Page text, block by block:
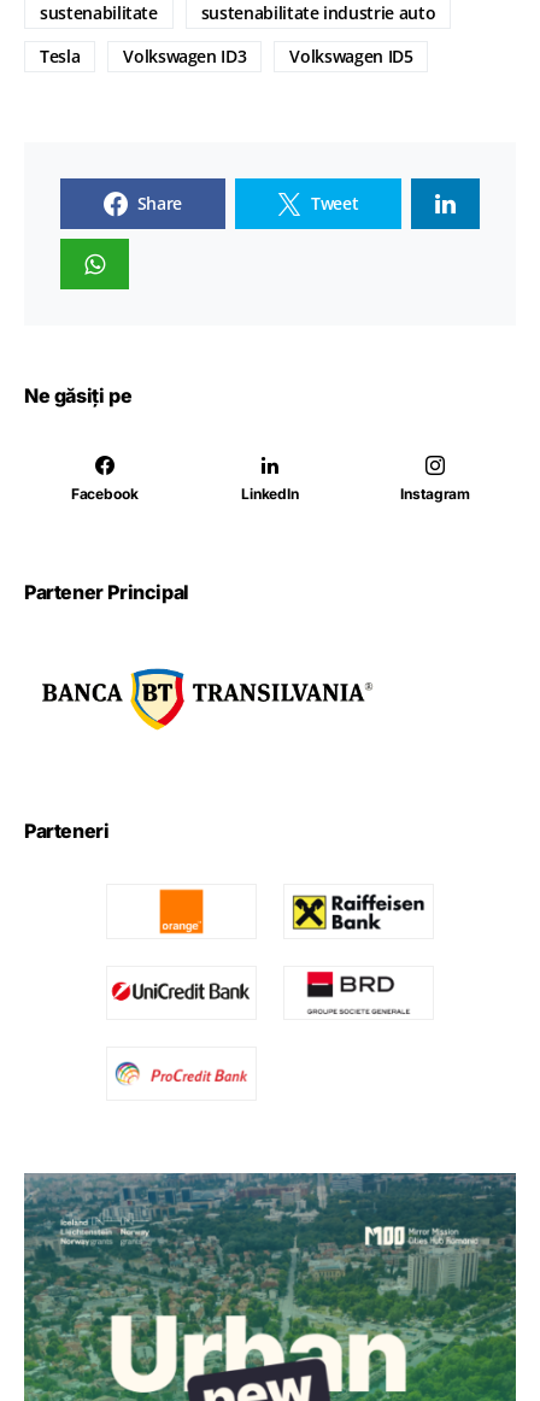
sustenabilitate
sustenabilitate industrie auto
Tesla
Volkswagen ID3 Volkswagen ID5
Share Tweet
Ne găsiți pe
Facebook LinkedIn Instagram
Partener Principal
Parteneri